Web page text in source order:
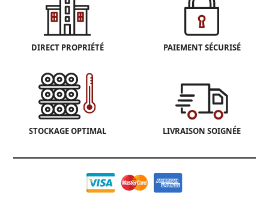
DIRECT PROPRIÉTÉ PAIEMENT SÉCURISÉ
STOCKAGE OPTIMAL LIVRAISON SOIGNÉE